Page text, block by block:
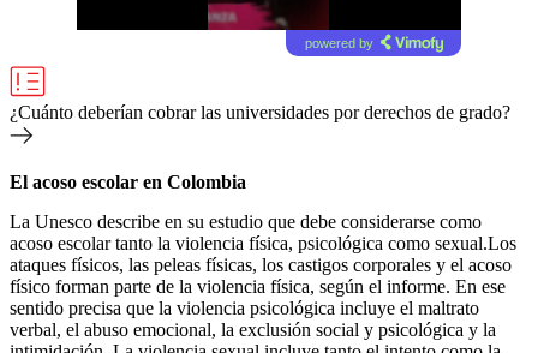
powered by
¿Cuánto deberían cobrar las universidades por derechos de grado?
El acoso escolar en Colombia
La Unesco describe en su estudio que debe considerarse como
acoso escolar tanto la violencia física, psicológica como sexual.Los
ataques físicos, las peleas físicas, los castigos corporales y el acoso
físico forman parte de la violencia física, según el informe. En ese
sentido precisa que la violencia psicológica incluye el maltrato
verbal, el abuso emocional, la exclusión social y psicológica y la